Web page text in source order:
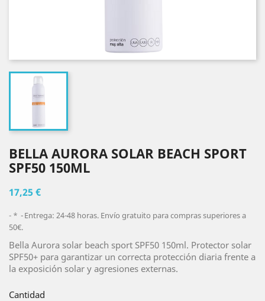
BELLA AURORA SOLAR BEACH SPORT
SPF50 150ML
17,25 €
*
Entrega: 24-48 horas. Envío gratuito para compras superiores a
50€.
Bella Aurora solar beach sport SPF50 150ml. Protector solar
SPF50+ para garantizar un correcta protección diaria frente a
la exposición solar y agresiones externas.
Cantidad